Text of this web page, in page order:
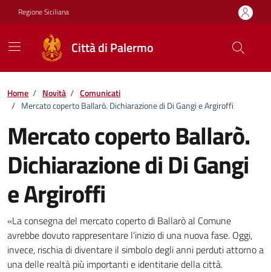
Vai ai contenuti
Vai al footer
Regione Siciliana
Città di Palermo
Home / Novità / Comunicati
/ Mercato coperto Ballarò. Dichiarazione di Di Gangi e Argiroffi
Mercato coperto Ballarò.
Dichiarazione di Di Gangi
e Argiroffi
Dettagli della notizia
«La consegna del mercato coperto di Ballarò al Comune
avrebbe dovuto rappresentare l’inizio di una nuova fase. Oggi,
invece, rischia di diventare il simbolo degli anni perduti attorno a
una delle realtà più importanti e identitarie della città.